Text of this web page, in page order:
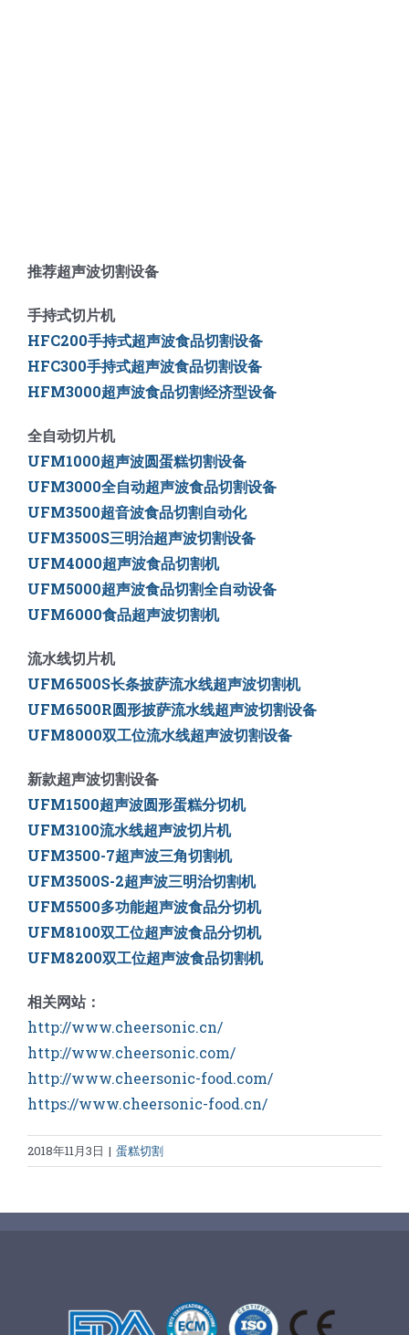
推荐超声波切割设备
手持式切片机
HFC200手持式超声波食品切割设备
HFC300手持式超声波食品切割设备
HFM3000超声波食品切割经济型设备
全自动切片机
UFM1000超声波圆蛋糕切割设备
UFM3000全自动超声波食品切割设备
UFM3500超音波食品切割自动化
UFM3500S三明治超声波切割设备
UFM4000超声波食品切割机
UFM5000超声波食品切割全自动设备
UFM6000食品超声波切割机
流水线切片机
UFM6500S长条披萨流水线超声波切割机
UFM6500R圆形披萨流水线超声波切割设备
UFM8000双工位流水线超声波切割设备
新款超声波切割设备
UFM1500超声波圆形蛋糕分切机
UFM3100流水线超声波切片机
UFM3500-7超声波三角切割机
UFM3500S-2超声波三明治切割机
UFM5500多功能超声波食品分切机
UFM8100双工位超声波食品分切机
UFM8200双工位超声波食品切割机
相关网站：
http://www.cheersonic.cn/
http://www.cheersonic.com/
http://www.cheersonic-food.com/
https://www.cheersonic-food.cn/
2018年11月3日 | 蛋糕切割